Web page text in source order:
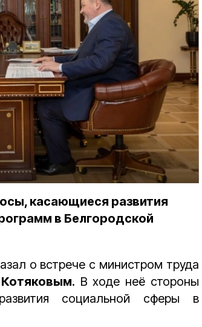
касающиеся развития
в Белгородской
о встрече с министром труда
. В ходе неё стороны
социальной сферы в